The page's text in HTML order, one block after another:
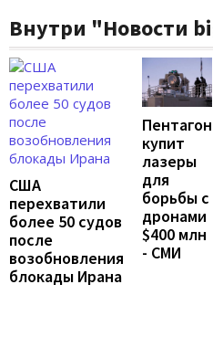
Внутри "Новости
США
перехватили
более 50 судов
после
возобновления
блокады Ирана
Пентагон
купит
лазеры
для
борьбы с
дронами
$400 млн
- СМИ